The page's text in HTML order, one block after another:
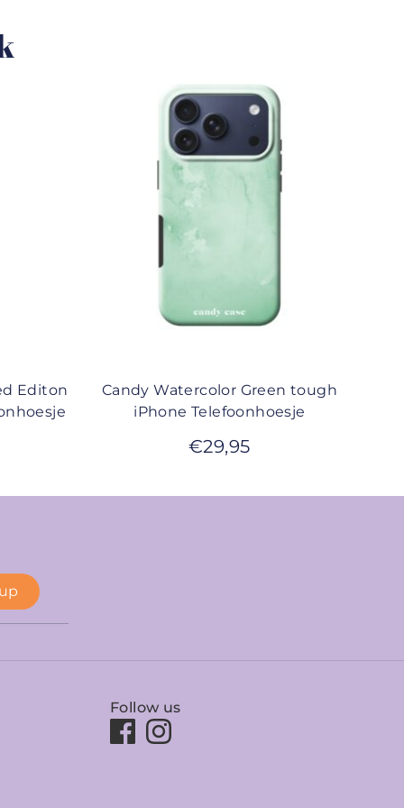
Editon
Candy Watercolor Green tough
iPhone Telefoonhoesje
€29,95
Follow us